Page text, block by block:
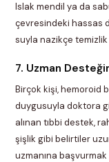
Islak mendil ya da
çevresindeki hassas
suyla nazikçe
7. Uzman
Birçok kişi, hemoroid
duygusuyla doktora
alınan tıbbi destek,
şişlik gibi belirtiler
uzmanına